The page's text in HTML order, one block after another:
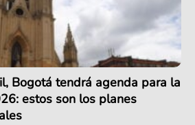
Bogotá tendrá agenda para la
estos son los planes